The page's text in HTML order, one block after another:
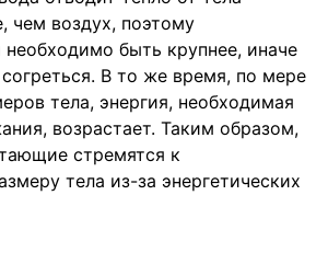
чем воздух, поэтому
быть крупнее, иначе
В то же время, по мере
тела, энергия, необходимая
возрастает. Таким образом,
стремятся к
тела из-за энергетических